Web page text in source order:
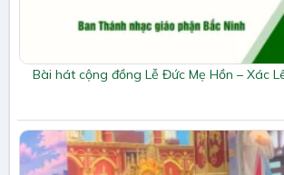
Bài hát cộng đồng Lễ Đức Mẹ Hồn – Xác